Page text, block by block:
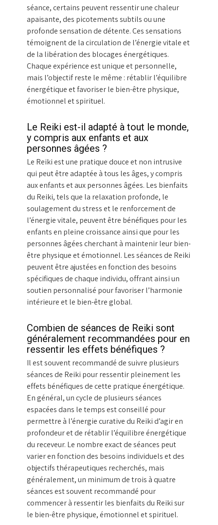
séance, certains peuvent ressentir une chaleur
apaisante, des picotements subtils ou une
profonde sensation de détente. Ces sensations
témoignent de la circulation de l’énergie vitale et
de la libération des blocages énergétiques.
Chaque expérience est unique et personnelle,
mais l’objectif reste le même : rétablir l’équilibre
énergétique et favoriser le bien-être physique,
émotionnel et spirituel.
Le Reiki est-il adapté à tout le monde,
y compris aux enfants et aux
personnes âgées ?
Le Reiki est une pratique douce et non intrusive
qui peut être adaptée à tous les âges, y compris
aux enfants et aux personnes âgées. Les bienfaits
du Reiki, tels que la relaxation profonde, le
soulagement du stress et le renforcement de
l’énergie vitale, peuvent être bénéfiques pour les
enfants en pleine croissance ainsi que pour les
personnes âgées cherchant à maintenir leur bien-
être physique et émotionnel. Les séances de Reiki
peuvent être ajustées en fonction des besoins
spécifiques de chaque individu, offrant ainsi un
soutien personnalisé pour favoriser l’harmonie
intérieure et le bien-être global.
Combien de séances de Reiki sont
généralement recommandées pour en
ressentir les effets bénéfiques ?
Il est souvent recommandé de suivre plusieurs
séances de Reiki pour ressentir pleinement les
effets bénéfiques de cette pratique énergétique.
En général, un cycle de plusieurs séances
espacées dans le temps est conseillé pour
permettre à l’énergie curative du Reiki d’agir en
profondeur et de rétablir l’équilibre énergétique
du receveur. Le nombre exact de séances peut
varier en fonction des besoins individuels et des
objectifs thérapeutiques recherchés, mais
généralement, un minimum de trois à quatre
séances est souvent recommandé pour
commencer à ressentir les bienfaits du Reiki sur
le bien-être physique, émotionnel et spirituel.